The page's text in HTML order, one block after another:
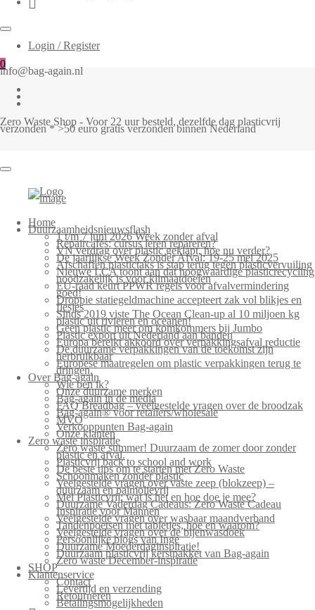
Login / Register
0
info@bag-again.nl
Zero Waste Shop - Voor 22 uur besteld, dezelfde dag plasticvrij
verzonden * >50 euro gratis verzonden binnen Nederland
Home
Duurzaamheidsnieuwsflash
1 t/m 7 juni 2026 Week zonder afval
Repaircafés: cursus leren repareren?
VN verdrag over plastic geklapt, hoe nu verder?
De jaarlijkse Week Zonder Afval: 19-25 mei 2025
Afschaffen plastictaks is stap terug tegen plasticvervuiling
Nieuwe LCA toont aan dat hoogwaardige plasticrecycling
noodzakelijk is voor klimaatdoelen
EU-raad keurt PPWR regels voor afvalvermindering
goed!
Droppie statiegeldmachine accepteert zak vol blikjes en
flesjes
Sinds 2019 viste The Ocean Clean-up al 10 miljoen kg
plastic uit rivieren en oceanen!
Geen plastic meer om komkommers bij Jumbo
Plastic export uit Nederland aan banden
Europa bereikt akkoord over verpakkingsafval reductie
De duurzame verpakkingen van de toekomst zijn
herbruikbaar
Europese maatregelen om plastic verpakkingen terug te
dringen.
Over Bag-again
Wie ben ik?
Onze duurzame merken
Bag-again in de media
FAQ Breadbag – veelgestelde vragen over de broodzak
Bag-again® voor retailers/wholesale
MVO
Verkooppunten Bag-again
Onze klanten
Zero waste inspiratie
Zero waste summer! Duurzaam de zomer door zonder
plastic en afval.
Plasticvrij back to school and work
De beste tips om te starten met Zero Waste
Schoonmaken zonder plastic
Veelgestelde vragen over vaste zeep (blokzeep) –
duurzaam en palmolievrij
Mei Plasticvrij: wat is het en hoe doe je mee?
Duurzame Vaderdag Cadeaus: Zero Waste Cadeau
Inspiratie voor Mannen
Veelgestelde vragen over wasbaar maandverband
Tandenpoetsen met tabletjes, hoe en waarom?
Veelgestelde vragen over de bijenwasdoek
Persoonlijke blogs van Inge
Duurzame Moederdaginspiratie!
Duurzaam plasticvrij kerstpakket van Bag-again
Zero waste December-inspiratie
SHOP
Klantenservice
Contact
Levertijd en verzending
Retourneren
Betalingsmogelijkheden